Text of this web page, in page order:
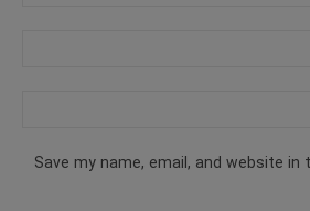
Save my name, email, and website